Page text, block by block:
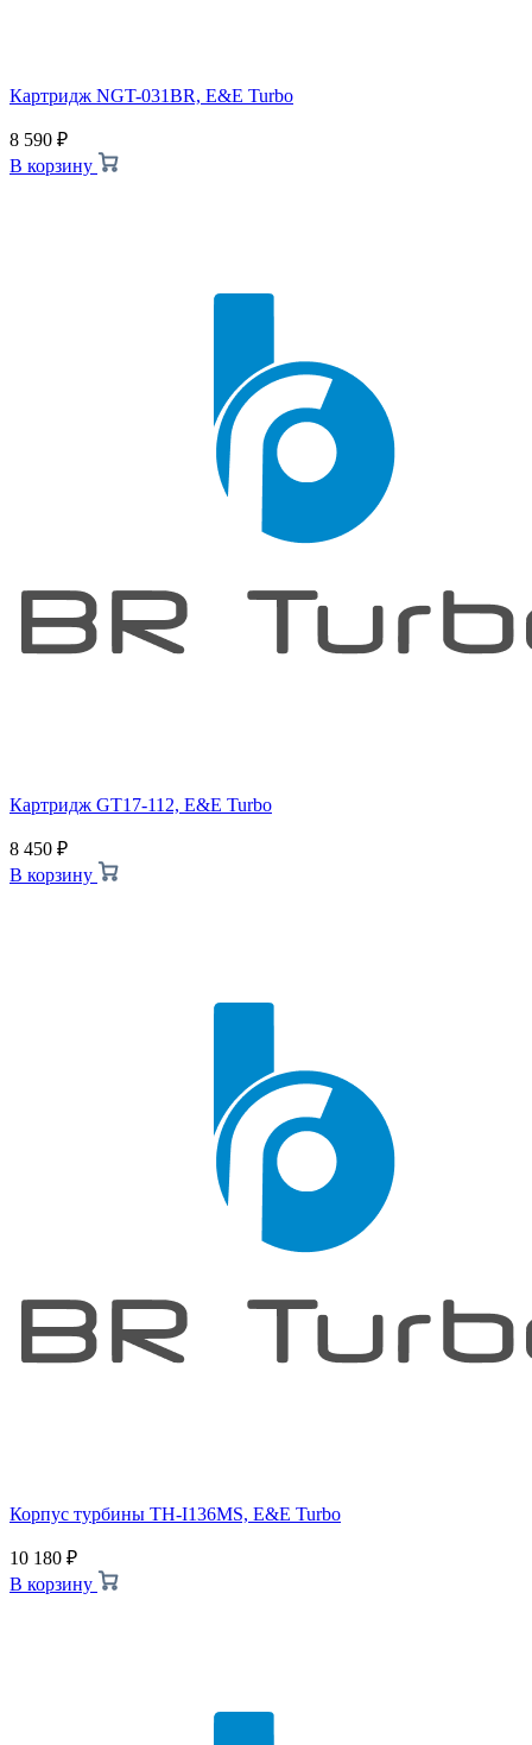
Картридж NGT-031BR, E&E Turbo
8 590 ₽
В корзину
Картридж GT17-112, E&E Turbo
8 450 ₽
В корзину
Корпус турбины TH-I136MS, E&E Turbo
10 180 ₽
В корзину